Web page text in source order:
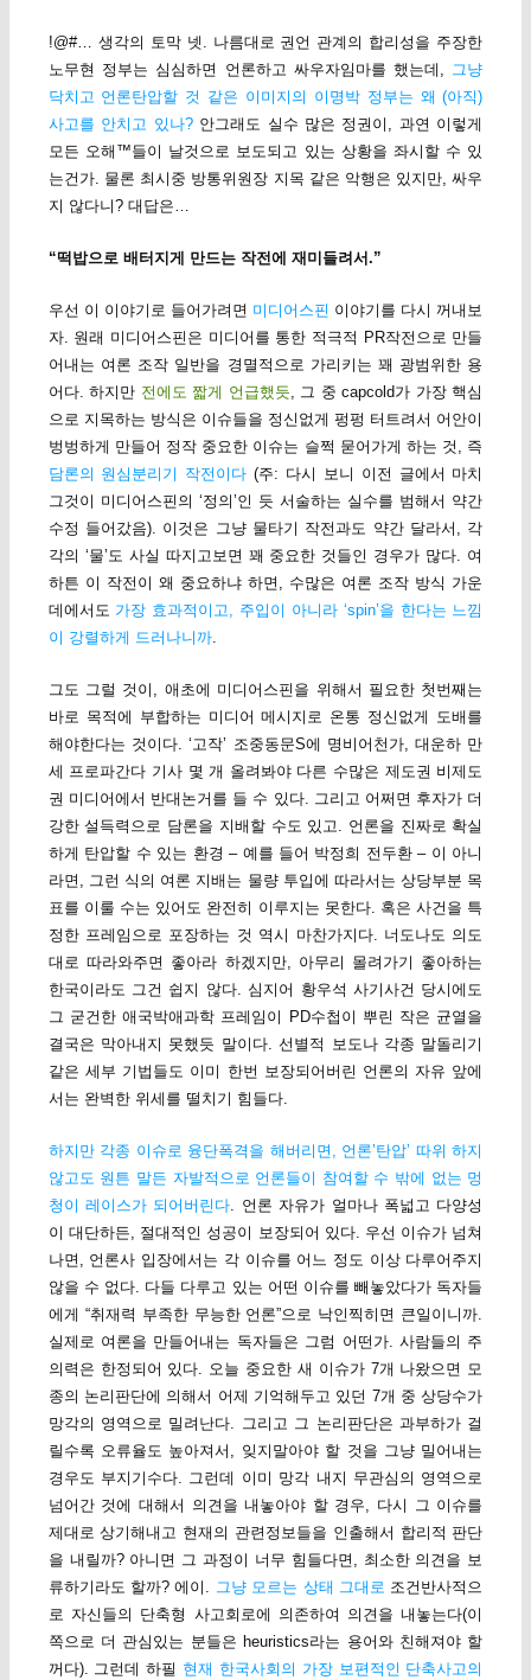
!@#… 생각의 토막 넷. 나름대로 권언 관계의 합리성을 주장한
노무현 정부는 심심하면 언론하고 싸우자임마를 했는데,
그냥
닥치고 언론탄압할 것 같은 이미지의 이명박 정부는 왜 (아직)
사고를 안치고 있나?안그래도 실수 많은 정권이, 과연 이렇게
모든 오해™들이 날것으로 보도되고 있는 상황을 좌시할 수 있
는건가. 물론 최시중 방통위원장 지목 같은 악행은 있지만, 싸우
지 않다니? 대답은…
“떡밥으로 배터지게 만드는 작전에 재미들려서.”
우선 이 이야기로 들어가려면 미디어스핀 이야기를 다시 꺼내보
자. 원래 미디어스핀은 미디어를 통한 적극적 PR작전으로 만들
어내는 여론 조작 일반을 경멸적으로 가리키는 꽤 광범위한 용
어다. 하지만 전에도 짧게 언급했듯 , 그 중 capcold가 가장 핵심
으로 지목하는 방식은 이슈들을 정신없게 펑펑 터트려서 어안이
벙벙하게 만들어 정작 중요한 이슈는 슬쩍 묻어가게 하는 것, 즉
담론의 원심분리기 작전이다 (주: 다시 보니 이전 글에서 마치
그것이 미디어스핀의 ‘정의’인 듯 서술하는 실수를 범해서 약간
수정 들어갔음). 이것은 그냥 물타기 작전과도 약간 달라서, 각
각의 ‘물’도 사실 따지고보면 꽤 중요한 것들인 경우가 많다. 여
하튼 이 작전이 왜 중요하냐 하면, 수많은 여론 조작 방식 가운
데에서도 가장 효과적이고, 주입이 아니라 ‘spin’을 한다는 느낌
이 강렬하게 드러나니까.
그도 그럴 것이, 애초에 미디어스핀을 위해서 필요한 첫번째는
바로 목적에 부합하는 미디어 메시지로 온통 정신없게 도배를
해야한다는 것이다. ‘고작’ 조중동문S에 명비어천가, 대운하 만
세 프로파간다 기사 몇 개 올려봐야 다른 수많은 제도권 비제도
권 미디어에서 반대논거를 들 수 있다. 그리고 어쩌면 후자가 더
강한 설득력으로 담론을 지배할 수도 있고. 언론을 진짜로 확실
하게 탄압할 수 있는 환경 – 예를 들어 박정희 전두환 – 이 아니
라면, 그런 식의 여론 지배는 물량 투입에 따라서는 상당부분 목
표를 이룰 수는 있어도 완전히 이루지는 못한다. 혹은 사건을 특
정한 프레임으로 포장하는 것 역시 마찬가지다. 너도나도 의도
대로 따라와주면 좋아라 하겠지만, 아무리 몰려가기 좋아하는
한국이라도 그건 쉽지 않다. 심지어 황우석 사기사건 당시에도
그 굳건한 애국박애과학 프레임이 PD수첩이 뿌린 작은 균열을
결국은 막아내지 못했듯 말이다. 선별적 보도나 각종 말돌리기
같은 세부 기법들도 이미 한번 보장되어버린 언론의 자유 앞에
서는 완벽한 위세를 떨치기 힘들다.
하지만 각종 이슈로 융단폭격을 해버리면, 언론’탄압’ 따위 하지
않고도 원튼 말든 자발적으로 언론들이 참여할 수 밖에 없는 멍
청이 레이스가 되어버린다. 언론 자유가 얼마나 폭넓고 다양성
이 대단하든, 절대적인 성공이 보장되어 있다. 우선 이슈가 넘쳐
나면, 언론사 입장에서는 각 이슈를 어느 정도 이상 다루어주지
않을 수 없다. 다들 다루고 있는 어떤 이슈를 빼놓았다가 독자들
에게 “취재력 부족한 무능한 언론”으로 낙인찍히면 큰일이니까.
실제로 여론을 만들어내는 독자들은 그럼 어떤가. 사람들의 주
의력은 한정되어 있다. 오늘 중요한 새 이슈가 7개 나왔으면 모
종의 논리판단에 의해서 어제 기억해두고 있던 7개 중 상당수가
망각의 영역으로 밀려난다. 그리고 그 논리판단은 과부하가 걸
릴수록 오류율도 높아져서, 잊지말아야 할 것을 그냥 밀어내는
경우도 부지기수다. 그런데 이미 망각 내지 무관심의 영역으로
넘어간 것에 대해서 의견을 내놓아야 할 경우, 다시 그 이슈를
제대로 상기해내고 현재의 관련정보들을 인출해서 합리적 판단
을 내릴까? 아니면 그 과정이 너무 힘들다면, 최소한 의견을 보
류하기라도 할까? 에이. 그냥 모르는 상태 그대로 조건반사적으
로 자신들의 단축형 사고회로에 의존하여 의견을 내놓는다(이
쪽으로 더 관심있는 분들은 heuristics라는 용어와 친해져야 할
꺼다). 그런데 하필 현재 한국사회의 가장 보편적인 단축사고의